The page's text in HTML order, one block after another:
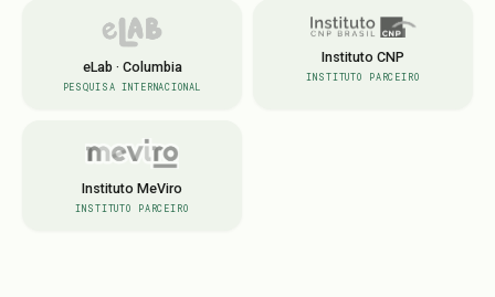
eLab · Columbia
PESQUISA INTERNACIONAL
Instituto CNP
INSTITUTO PARCEIRO
Instituto MeViro
INSTITUTO PARCEIRO